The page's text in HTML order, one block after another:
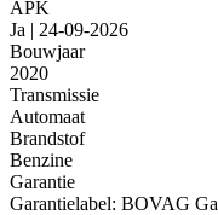
APK
Ja | 24-09-2026
Bouwjaar
2020
Transmissie
Automaat
Brandstof
Benzine
Garantie
Garantielabel: BOVAG